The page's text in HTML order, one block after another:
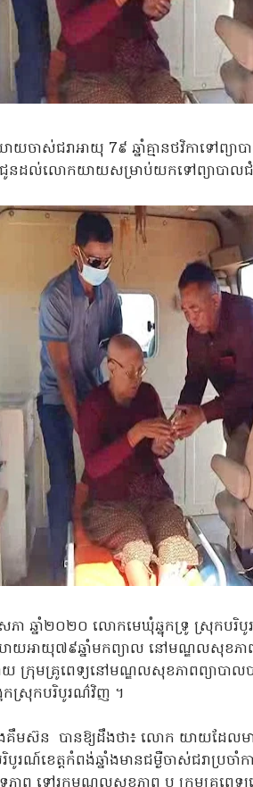
ចាស់ជរាអាយុ 7៩ ឆ្នាំគ្មានថវិកាទៅព្យា
ដល់លោកយាយសម្រាប់យកទៅព្យាបាលជំងឺ ដ
ភា ឆ្នាំ២០២០ លោកមេឃុំឆ្នុកទ្រូ ស្រុកបរិ
អាយុ៧៩ឆ្នាំមកព្យាល នៅមណ្ឌលសុខភាព
ក្រុមគ្រូពេទ្យនៅមណ្ឌលសុខភាពព្យាបា
ែកស្រុកបរិបូរណ៌វិញ ។
គឹមស៊ន បានឱ្យដឹងថា៖ លោក យាយដែល
បូរណ៍ខេត្តកំពង់ឆ្នាំងមានជម្ងឺចាស់ជរាប្រ